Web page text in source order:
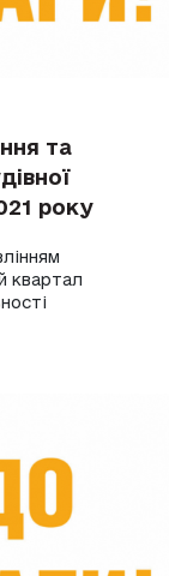
та
року
квартал